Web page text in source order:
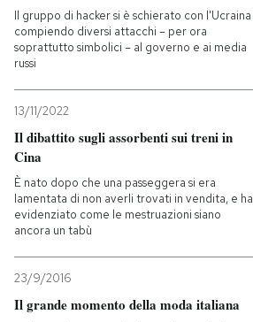
Il gruppo di hacker si è schierato con l'Ucraina
compiendo diversi attacchi – per ora
soprattutto simbolici – al governo e ai media
russi
13/11/2022
Il dibattito sugli assorbenti sui treni in
Cina
È nato dopo che una passeggera si era
lamentata di non averli trovati in vendita, e ha
evidenziato come le mestruazioni siano
ancora un tabù
23/9/2016
Il grande momento della moda italiana